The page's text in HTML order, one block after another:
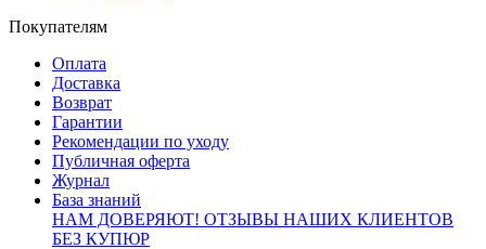
Покупателям
Оплата
Доставка
Возврат
Гарантии
Рекомендации по уходу
Публичная оферта
Журнал
База знаний
НАМ ДОВЕРЯЮТ! ОТЗЫВЫ НАШИХ КЛИЕНТОВ
БЕЗ КУПЮР